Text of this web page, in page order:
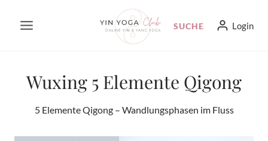
Inhalt
SUCHE Login
Wuxing 5 Elemente Qigong
5 Elemente Qigong – Wandlungsphasen im Fluss